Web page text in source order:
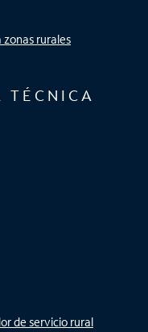
rurales
TÉCNICA
de servicio rural